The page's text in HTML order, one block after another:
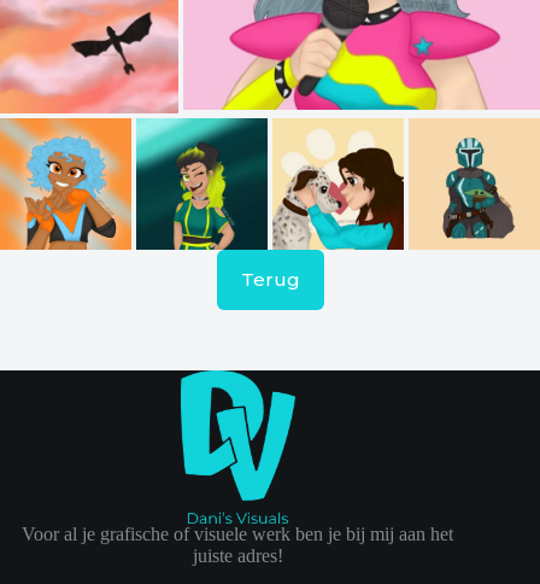
Terug
Voor al je grafische of visuele werk ben je bij mij aan het
juiste adres!